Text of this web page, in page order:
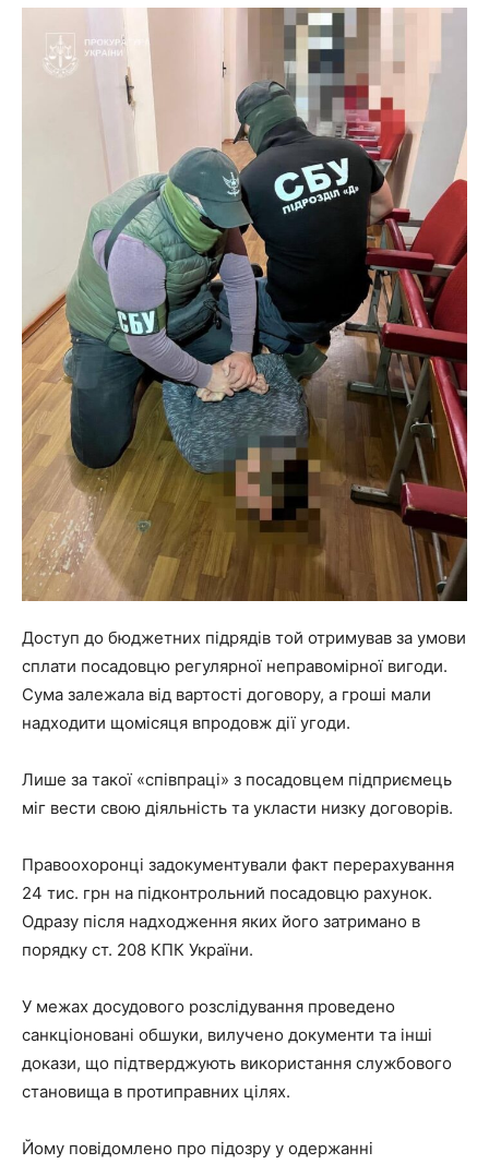
Доступ до бюджетних підрядів той отримував за умови
сплати посадовцю регулярної неправомірної вигоди.
Сума залежала від вартості договору, а гроші мали
надходити щомісяця впродовж дії угоди.
Лише за такої «співпраці» з посадовцем підприємець
міг вести свою діяльність та укласти низку договорів.
Правоохоронці задокументували факт перерахування
24 тис. грн на підконтрольний посадовцю рахунок.
Одразу після надходження яких його затримано в
порядку ст. 208 КПК України.
У межах досудового розслідування проведено
санкціоновані обшуки, вилучено документи та інші
докази, що підтверджують використання службового
становища в протиправних цілях.
Йому повідомлено про підозру у одержанні